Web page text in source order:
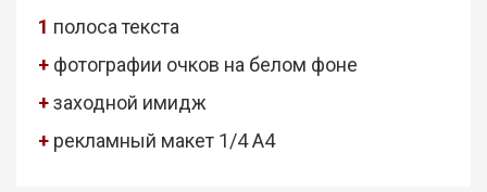
1 полоса текста
+ фотографии очков на белом фоне
+заходной имидж
+ рекламный макет 1/4 А4